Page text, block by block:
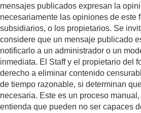
mensajes publicados expresan la
necesariamente las opiniones de este
subsidiarios, o los propietarios. Se
considere que un mensaje publicado
notificarlo a un administrador o un
inmediata. El Staff y el propietario del
derecho a eliminar contenido
de tiempo razonable, si determinan
necesaria. Este es un proceso
entienda que pueden no ser capaces